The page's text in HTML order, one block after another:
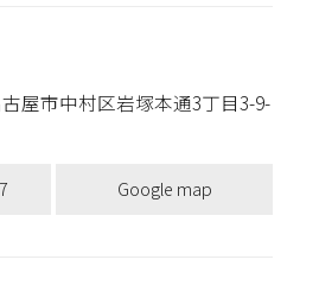
古屋市中村区岩塚本通3丁目3-9-
Google map